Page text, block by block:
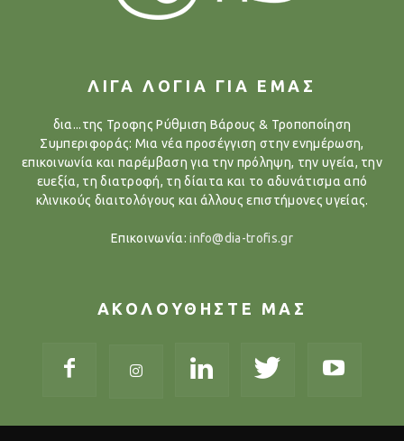
ΛΙΓΑ ΛΟΓΙΑ ΓΙΑ ΕΜΑΣ
δια...της Τροφης Ρύθμιση Βάρους & Τροποποίηση
Συμπεριφοράς: Μια νέα προσέγγιση στην ενημέρωση,
επικοινωνία και παρέμβαση για την πρόληψη, την υγεία, την
ευεξία, τη διατροφή, τη δίαιτα και το αδυνάτισμα από
κλινικούς διαιτολόγους και άλλους επιστήμονες υγείας.
Επικοινωνία:info@dia-trofis.gr
ΑΚΟΛΟΥΘΗΣΤΕ ΜΑΣ